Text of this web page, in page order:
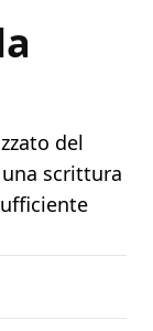
del
scrittura